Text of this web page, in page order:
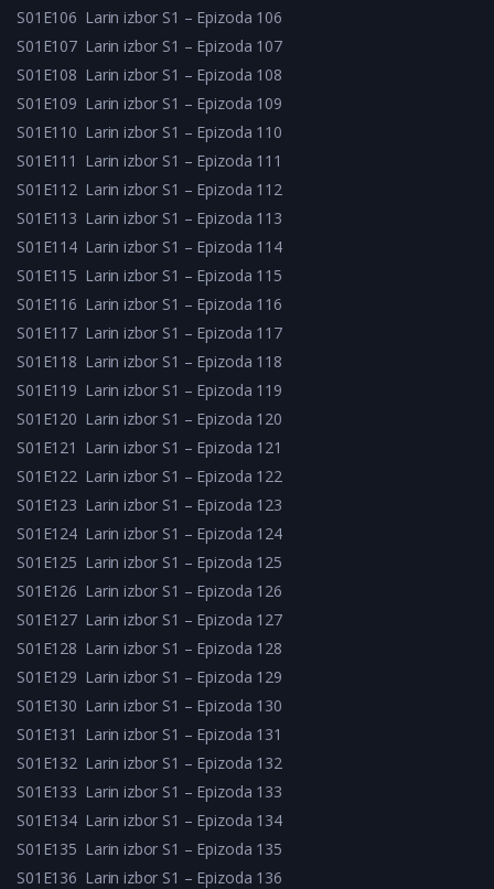
S01E106 Larin izbor S1 – Epizoda 106
S01E107 Larin izbor S1 – Epizoda 107
S01E108 Larin izbor S1 – Epizoda 108
S01E109 Larin izbor S1 – Epizoda 109
S01E110 Larin izbor S1 – Epizoda 110
S01E111 Larin izbor S1 – Epizoda 111
S01E112 Larin izbor S1 – Epizoda 112
S01E113 Larin izbor S1 – Epizoda 113
S01E114 Larin izbor S1 – Epizoda 114
S01E115 Larin izbor S1 – Epizoda 115
S01E116 Larin izbor S1 – Epizoda 116
S01E117 Larin izbor S1 – Epizoda 117
S01E118 Larin izbor S1 – Epizoda 118
S01E119 Larin izbor S1 – Epizoda 119
S01E120 Larin izbor S1 – Epizoda 120
S01E121 Larin izbor S1 – Epizoda 121
S01E122 Larin izbor S1 – Epizoda 122
S01E123 Larin izbor S1 – Epizoda 123
S01E124 Larin izbor S1 – Epizoda 124
S01E125 Larin izbor S1 – Epizoda 125
S01E126 Larin izbor S1 – Epizoda 126
S01E127 Larin izbor S1 – Epizoda 127
S01E128 Larin izbor S1 – Epizoda 128
S01E129 Larin izbor S1 – Epizoda 129
S01E130 Larin izbor S1 – Epizoda 130
S01E131 Larin izbor S1 – Epizoda 131
S01E132 Larin izbor S1 – Epizoda 132
S01E133 Larin izbor S1 – Epizoda 133
S01E134 Larin izbor S1 – Epizoda 134
S01E135 Larin izbor S1 – Epizoda 135
S01E136 Larin izbor S1 – Epizoda 136